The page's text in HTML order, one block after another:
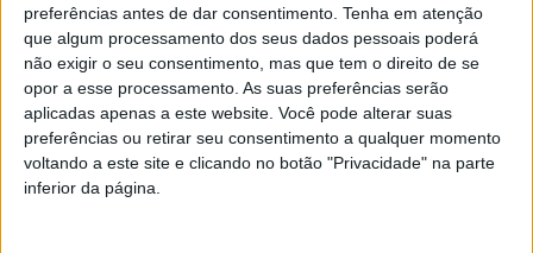
preferências antes de dar consentimento. Tenha em atenção
que algum processamento dos seus dados pessoais poderá
não exigir o seu consentimento, mas que tem o direito de se
opor a esse processamento. As suas preferências serão
aplicadas apenas a este website. Você pode alterar suas
preferências ou retirar seu consentimento a qualquer momento
voltando a este site e clicando no botão "Privacidade" na parte
inferior da página.
YouTube Video
VVUtRU85MzBBcHpOcU5BUnpKX0wyV1ZBLkR5TmFiVWVZZDhv